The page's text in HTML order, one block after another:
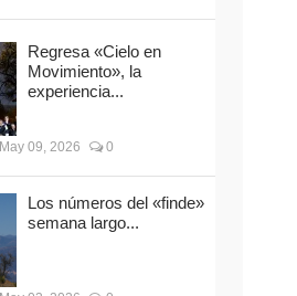
Regresa «Cielo en
Movimiento», la
experiencia...
May 09, 2026 0
Los números del «finde»
semana largo...